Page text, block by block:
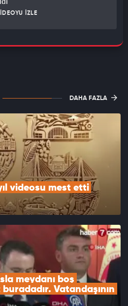
İZLE
DAHA FAZLA
videosu mest etti
meydanı boş
Vatandaşının